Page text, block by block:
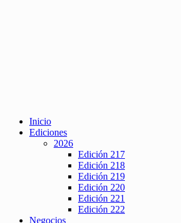
Inicio
Ediciones
2026
Edición 217
Edición 218
Edición 219
Edición 220
Edición 221
Edición 222
Negocios